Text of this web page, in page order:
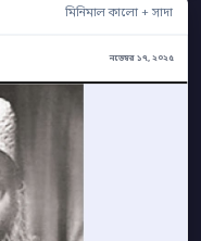
মিনিমাল কালো + সাদা
নভেম্বর ১৭, ২০২৫